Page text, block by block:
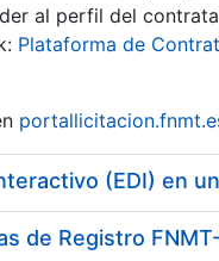
al perfil del
Plataforma de
de Registro